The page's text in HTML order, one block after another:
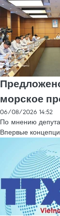
морское
06/08/2026 14:52
По мнению
Впервые